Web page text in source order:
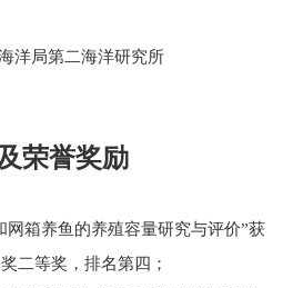
洋局第二海洋研究所
荣誉奖励
箱养鱼的养殖容量研究与评价”获
二等奖，排名第四；